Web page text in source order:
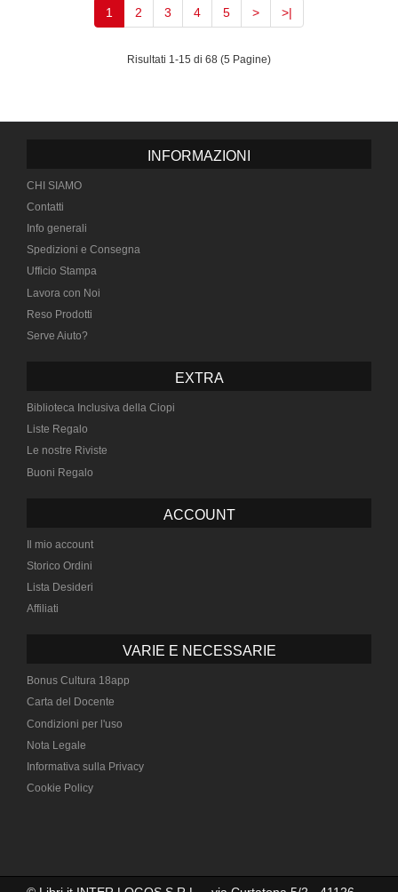
1 (current)
2 3 4 5 > >|
Risultati 1-15 di 68 (5 Pagine)
INFORMAZIONI
CHI SIAMO
Contatti
Info generali
Spedizioni e Consegna
Ufficio Stampa
Lavora con Noi
Reso Prodotti
Serve Aiuto?
EXTRA
Biblioteca Inclusiva della Ciopi
Liste Regalo
Le nostre Riviste
Buoni Regalo
ACCOUNT
Il mio account
Storico Ordini
Lista Desideri
Affiliati
VARIE E NECESSARIE
Bonus Cultura 18app
Carta del Docente
Condizioni per l'uso
Nota Legale
Informativa sulla Privacy
Cookie Policy